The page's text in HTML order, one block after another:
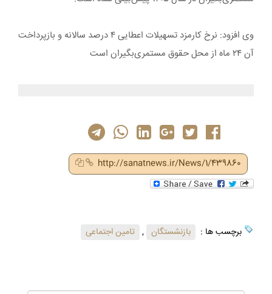
وی افزود: نرخ کارمزد تسهیلات اعطایی ۴ درصد سالانه و بازپرداخت
آن ۲۴ ماه از محل حقوق مستمری‌بگیران است
http://sanatnews.ir/News/1/439860
برچسب ها : بازنشستگان , تامین اجتماعی